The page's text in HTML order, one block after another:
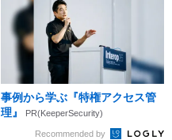
事例から学ぶ『特権アクセス管
理』
PR(KeeperSecurity)
Recommended by